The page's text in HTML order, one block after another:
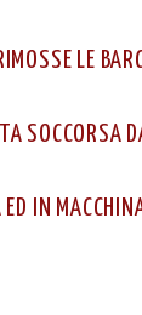
LE
SOCCORSA
IN